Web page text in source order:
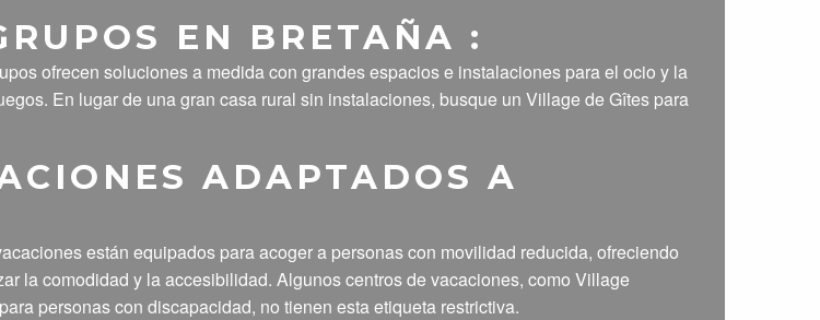
EN BRETAÑA :
ofrecen soluciones a medida con grandes espacios e instalaciones para el ocio y la
En lugar de una gran casa rural sin instalaciones, busque un Village de Gîtes para
ADAPTADOS A
están equipados para acoger a personas con movilidad reducida, ofreciendo
la comodidad y la accesibilidad. Algunos centros de vacaciones, como Village
personas con discapacidad, no tienen esta etiqueta restrictiva.